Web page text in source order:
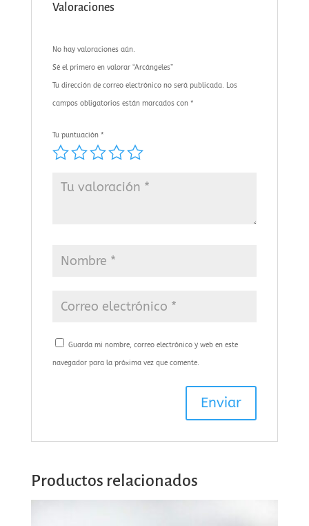
Valoraciones
No hay valoraciones aún.
Sé el primero en valorar “Arcángeles”
Tu dirección de correo electrónico no será publicada. Los
campos obligatorios están marcados con *
Tu puntuación *
Guarda mi nombre, correo electrónico y web en este
navegador para la próxima vez que comente.
Productos relacionados